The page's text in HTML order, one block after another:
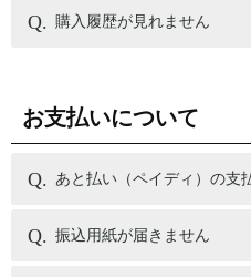
購入履歴が見れません
お支払いについて
あと払い（ペイディ）の支
振込用紙が届きません